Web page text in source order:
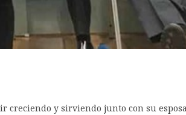
creciendo y sirviendo junto con su